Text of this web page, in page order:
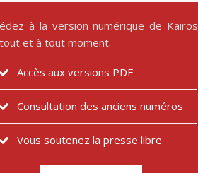
à la version numérique de Kairos
et à tout moment.
Accès aux versions PDF
Consultation des anciens numéros
Vous soutenez la presse libre